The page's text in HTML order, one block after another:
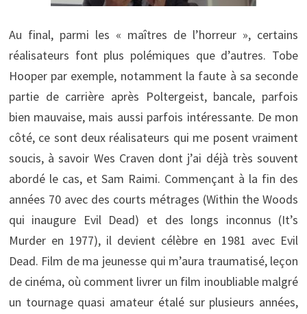
Au final, parmi les « maîtres de l’horreur », certains
réalisateurs font plus polémiques que d’autres. Tobe
Hooper par exemple, notamment la faute à sa seconde
partie de carrière après Poltergeist, bancale, parfois
bien mauvaise, mais aussi parfois intéressante. De mon
côté, ce sont deux réalisateurs qui me posent vraiment
soucis, à savoir Wes Craven dont j’ai déjà très souvent
abordé le cas, et Sam Raimi. Commençant à la fin des
années 70 avec des courts métrages (Within the Woods
qui inaugure Evil Dead) et des longs inconnus (It’s
Murder en 1977), il devient célèbre en 1981 avec Evil
Dead. Film de ma jeunesse qui m’aura traumatisé, leçon
de cinéma, où comment livrer un film inoubliable malgré
un tournage quasi amateur étalé sur plusieurs années,